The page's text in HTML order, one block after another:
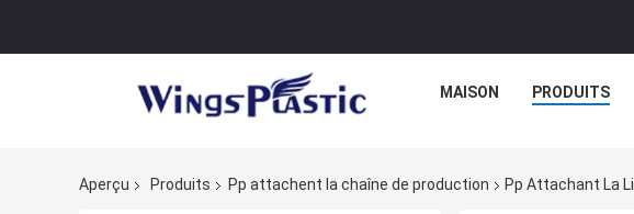
MAISON PRODUITS
Aperçu Produits Pp attachent la chaîne de production Pp Attachant La